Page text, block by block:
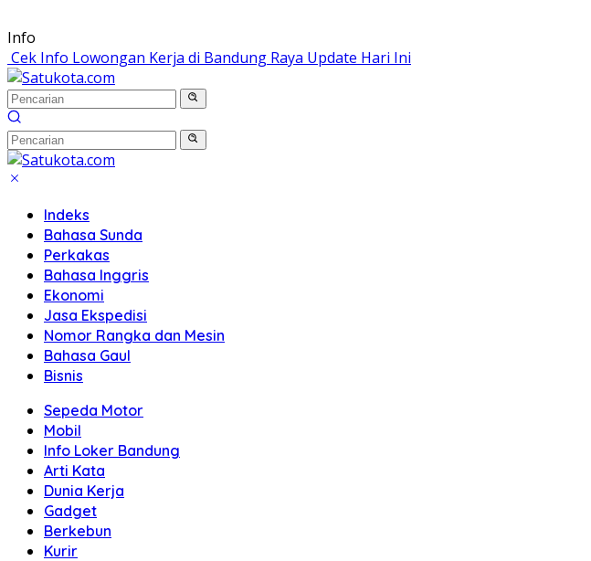
Langsung
ke
konten
Info
Cek Info Lowongan Kerja di Bandung Raya Update Hari Ini
Indeks
Bahasa Sunda
Perkakas
Bahasa Inggris
Ekonomi
Jasa Ekspedisi
Nomor Rangka dan Mesin
Bahasa Gaul
Bisnis
Sepeda Motor
Mobil
Info Loker Bandung
Arti Kata
Dunia Kerja
Gadget
Berkebun
Kurir